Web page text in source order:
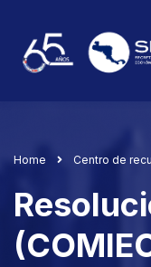
Home Centro de